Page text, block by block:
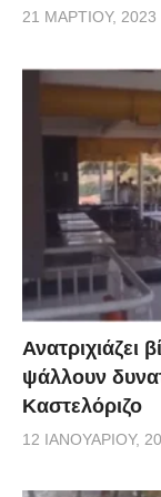
τώρα όμως όλα
λύπη για τις
(Γ.Μ.): Σε ότι
υπήρξαν
ταξιδεύουν
αρκετά
να εργαστούν
έχετε λάβει
παράνομη
(Ε.Ρ.): Πώς να το
Πρακτικά τα
καιρό. Θεωρώ
και εφόσον το
21 ΜΑΡΤΊΟΥ, 2023
Ανατριχιάζει
ψάλλουν
Καστελόριζο
12 ΙΑΝΟΥΑΡΊΟΥ,